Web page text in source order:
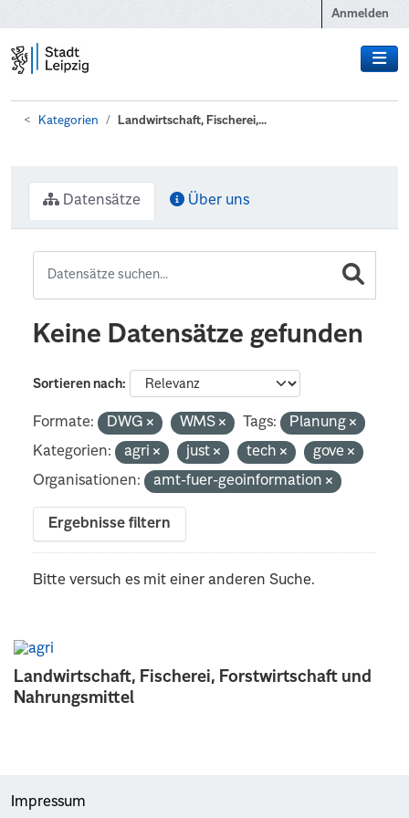
Anmelden
Kategorien Landwirtschaft, Fischerei,...
Landwirtschaft, Fischerei, Forstwirtschaft und
Nahrungsmittel
Datensätze Über uns
Keine Datensätze gefunden
Sortieren nach
Formate: DWG WMS Tags:
Planung
Kategorien:
agri just tech
gove
Organisationen:
amt-fuer-geoinformation
Ergebnisse filtern
Bitte versuch es mit einer anderen Suche.
Impressum